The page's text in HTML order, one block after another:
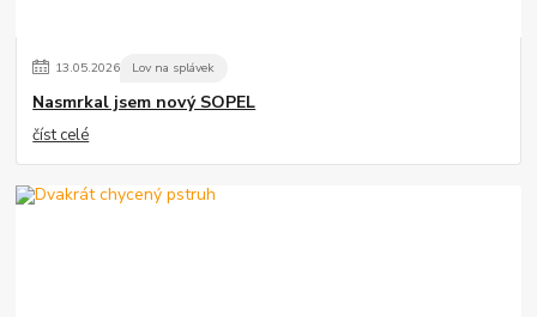
13.05.2026 Lov na splávek
Nasmrkal jsem nový SOPEL
číst celé